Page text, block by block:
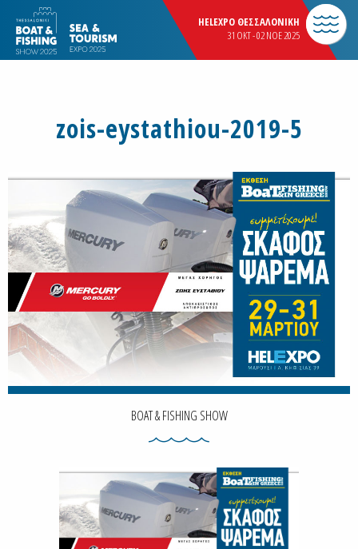
HELEXPO ΘΕΣΣΑΛΟΝΙΚΗ
31 OKT - 02 NOE 2025
zois-eystathiou-2019-5
BOAT & FISHING SHOW